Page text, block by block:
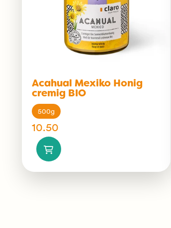
Acahual Mexiko Honig
cremig BIO
500g
10.50